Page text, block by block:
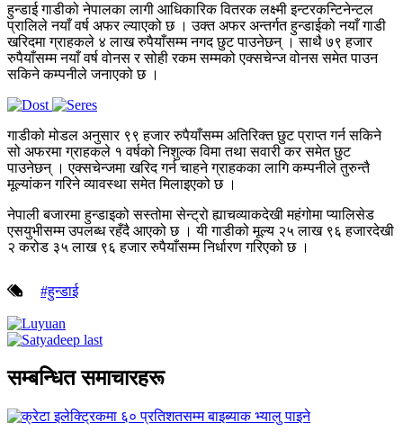
हुन्डाई गाडीको नेपालका लागी आधिकारिक वितरक लक्ष्मी इन्टरकन्टिनेन्टल
प्रालिले नयाँ वर्ष अफर ल्याएको छ । उक्त अफर अन्तर्गत हुन्डाईको नयाँ गाडी
खरिदमा ग्राहकले ४ लाख रुपैयाँसम्म नगद छुट पाउनेछन् । साथै ७९ हजार
रुपैयाँसम्म नयाँ वर्ष वोनस र सोही रकम सम्मको एक्सचेन्ज वोनस समेत पाउन
सकिने कम्पनीले जनाएको छ ।
गाडीको मोडल अनुसार ९९ हजार रुपैयाँसम्म अतिरिक्त छुट प्राप्त गर्न सकिने
सो अफरमा ग्राहकले १ वर्षको निशुल्क विमा तथा सवारी कर समेत छुट
पाउनेछन् । एक्सचेन्जमा खरिद गर्न चाहने ग्राहकका लागि कम्पनीले तुरुन्तै
मूल्यांकन गरिने व्यावस्था समेत मिलाइएको छ ।
नेपाली बजारमा हुन्डाइको सस्तोमा सेन्ट्रो ह्याचव्याकदेखी महंगोमा प्यालिसेड
एसयुभीसम्म उपलब्ध रहँदै आएको छ । यी गाडीको मूल्य २५ लाख ९६ हजारदेखी
२ करोड ३५ लाख ९६ हजार रुपैयाँसम्म निर्धारण गरिएको छ ।
#हुन्डाई
सम्बन्धित समाचारहरू